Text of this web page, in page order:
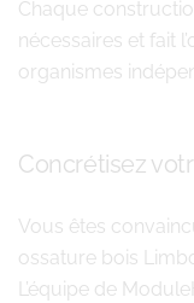
Chaque
nécessaires et fait
organismes
Concrétisez
Vous êtes
ossature bois
L’équipe de